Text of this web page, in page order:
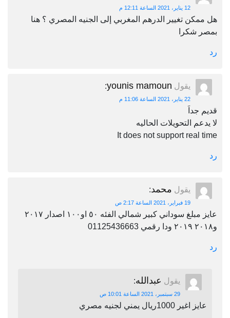
12 يناير، 2021 الساعة 12:11 م
هل ممكن تغيير الدرهم المغربي إلى الجنيه المصري ؟ هنا
بمصر شكرا
رد
يقول younis mamoun
:
22 يناير، 2021 الساعة 11:06 م
قديم جداَ
لا يدعم التحويلات الحاليه
It does not support real time
رد
يقول محمد:
19 فبراير، 2021 الساعة 2:17 ص
عايز مبلغ سوداني كبير شمالي الفئه ٥٠ او١٠٠ اصدار ٢٠١٧
و٢٠١٨ ٢٠١٩ ودا رقمي 01125436663
رد
يقول عبدالله:
29 سبتمبر، 2021 الساعة 10:01 ص
عايز اغير 1000ريال يمني لجنيه مصري